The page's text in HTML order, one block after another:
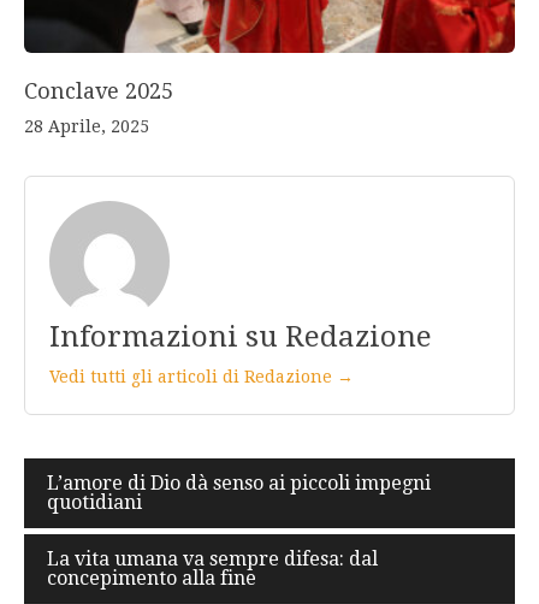
Conclave 2025
28 Aprile, 2025
Informazioni su Redazione
Vedi tutti gli articoli di Redazione →
Navigazione
articoli
L’amore di Dio dà senso ai piccoli impegni
quotidiani
La vita umana va sempre difesa: dal
concepimento alla fine